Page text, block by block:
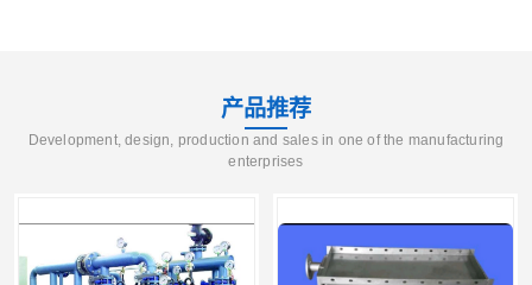
产品推荐
Development, design, production and sales in one of the manufacturing
enterprises